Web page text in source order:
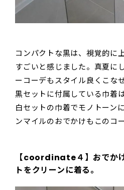
コンパクトな黒は、視覚的に
すごいと感じました。真夏に
ーコーデもスタイル良くこな
黒セットに付属している巾着
白セットの巾着でモノトーン
ンマイルのおでかけもこのコ
【coordinate４】おでか
トをクリーンに着る。